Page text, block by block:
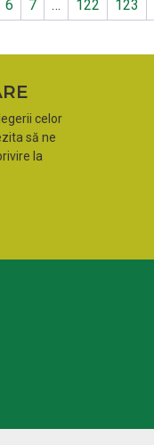
6 7 … 122 123
celor
să ne
la